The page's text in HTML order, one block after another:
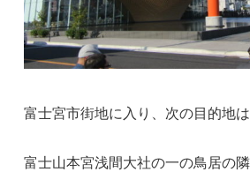
富士宮市街地に入り、次の目的地は
富士山本宮浅間大社の一の鳥居の